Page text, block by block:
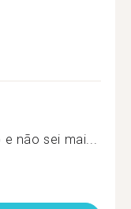
e não sei mai...